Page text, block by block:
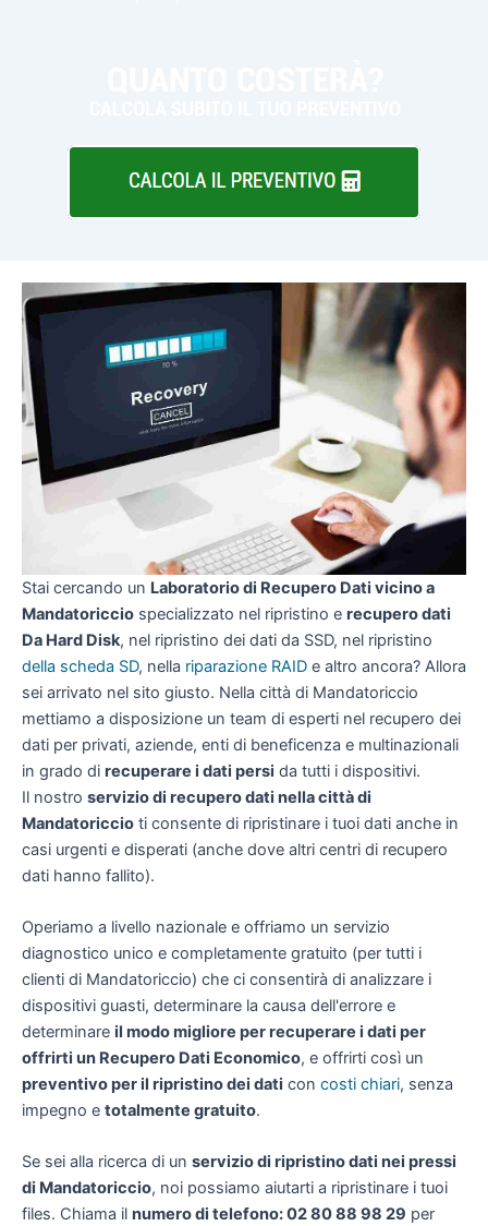
Stai cercando un Laboratorio di Recupero Dati vicino a
Mandatoriccio specializzato nel ripristino e recupero dati
Da Hard Disk, nel ripristino dei dati da SSD, nel ripristino
della scheda SD, nella riparazione RAID e altro ancora? Allora
sei arrivato nel sito giusto. Nella città di Mandatoriccio
mettiamo a disposizione un team di esperti nel recupero dei
dati per privati, aziende, enti di beneficenza e multinazionali
in grado di recuperare i dati persi da tutti i dispositivi.
Il nostro servizio di recupero dati nella città di
Mandatoriccio ti consente di ripristinare i tuoi dati anche in
casi urgenti e disperati (anche dove altri centri di recupero
dati hanno fallito).
Operiamo a livello nazionale e offriamo un servizio
diagnostico unico e completamente gratuito (per tutti i
clienti di Mandatoriccio) che ci consentirà di analizzare i
dispositivi guasti, determinare la causa dell'errore e
determinare il modo migliore per recuperare i dati per
offrirti un Recupero Dati Economico, e offrirti così un
preventivo per il ripristino dei dati con costi chiari, senza
impegno e totalmente gratuito.
Se sei alla ricerca di un servizio di ripristino dati nei pressi
di Mandatoriccio, noi possiamo aiutarti a ripristinare i tuoi
files. Chiama il numero di telefono: 02 80 88 98 29 per